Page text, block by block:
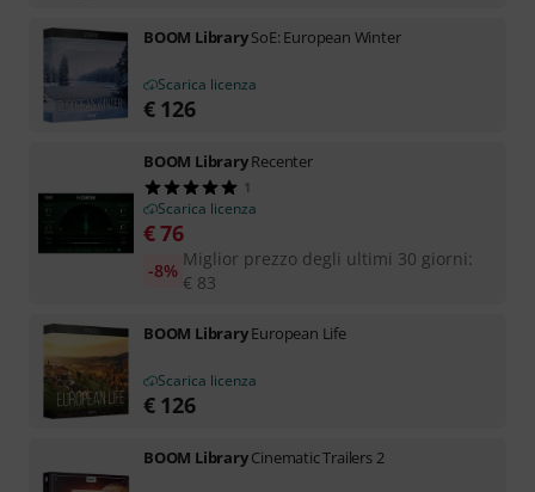
BOOM LibrarySoE: European Winter
Scarica licenza
€ 126
BOOM LibraryRecenter
1
Scarica licenza
€76
Miglior prezzo degli ultimi 30 giorni:
€ 83
-8%
BOOM LibraryEuropean Life
Scarica licenza
€ 126
BOOM LibraryCinematic Trailers 2